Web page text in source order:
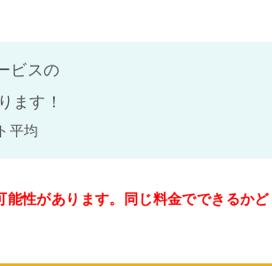
ビスの
ます！
平均
性があります。同じ料金でできるかど